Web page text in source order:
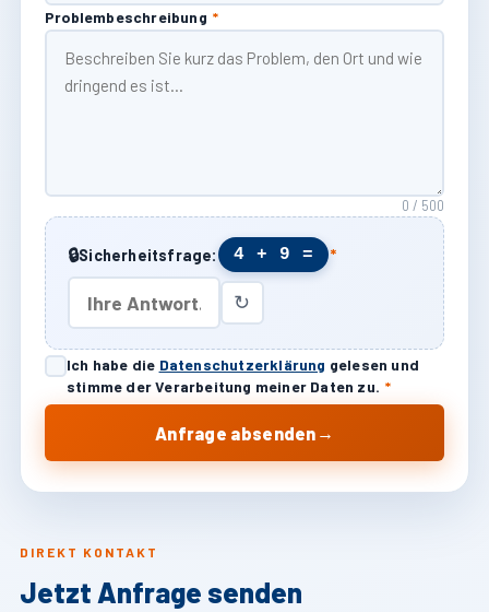
DIREKT KONTAKT
Jetzt Anfrage senden
Problembeschreibung *
0 / 500
🔒Sicherheitsfrage: 4 + 9 = *
↻
Ich habe die Datenschutzerklärung gelesen und
stimme der Verarbeitung meiner Daten zu. *
Anfrage absenden →